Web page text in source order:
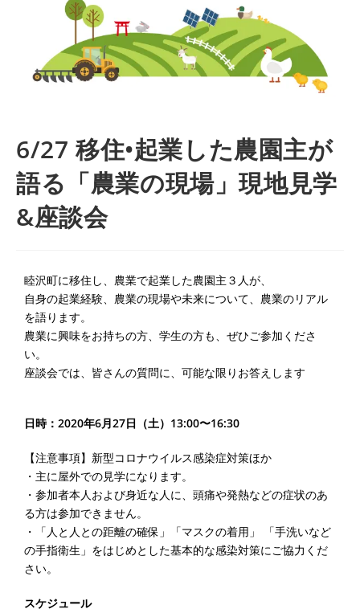
6/27 移住•起業した農園主が
語る「農業の現場」現地見学
&座談会
睦沢町に移住し、農業で起業した農園主３人が、
自身の起業経験、農業の現場や未来について、農業のリアル
を語ります。
農業に興味をお持ちの方、学生の方も、ぜひご参加くださ
い。
座談会では、皆さんの質問に、可能な限りお答えします
日時：2020年6月27日（土）13:00〜16:30
【注意事項】新型コロナウイルス感染症対策ほか
・主に屋外での見学になります。
・参加者本人および身近な人に、頭痛や発熱などの症状のあ
る方は参加できません。
・「人と人との距離の確保」「マスクの着用」 「手洗いなど
の手指衛生」をはじめとした基本的な感染対策にご協力くだ
さい。
スケジュール